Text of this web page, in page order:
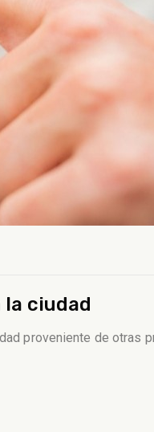
ciudad
proveniente de otras